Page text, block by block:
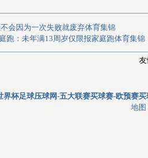
不会因为一次失败就废弃体育集锦
跑：未年满13周岁仅限报家庭跑体育集锦
界杯足球压球网-五大联赛买球赛-欧预赛
地图